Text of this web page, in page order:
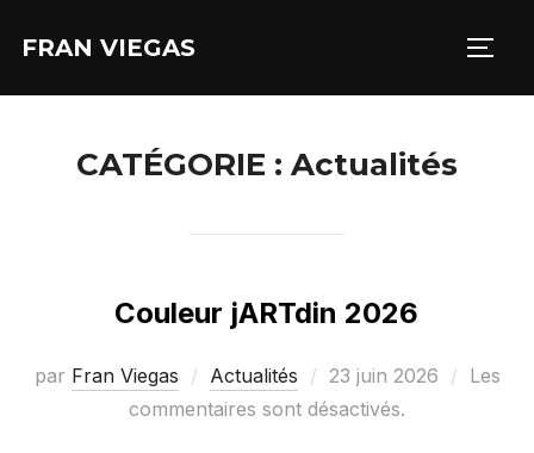
FRAN VIEGAS
CATÉGORIE : Actualités
Couleur jARTdin 2026
par Fran Viegas Actualités
Publié
le
23 juin 2026
Les
commentaires sont désactivés.